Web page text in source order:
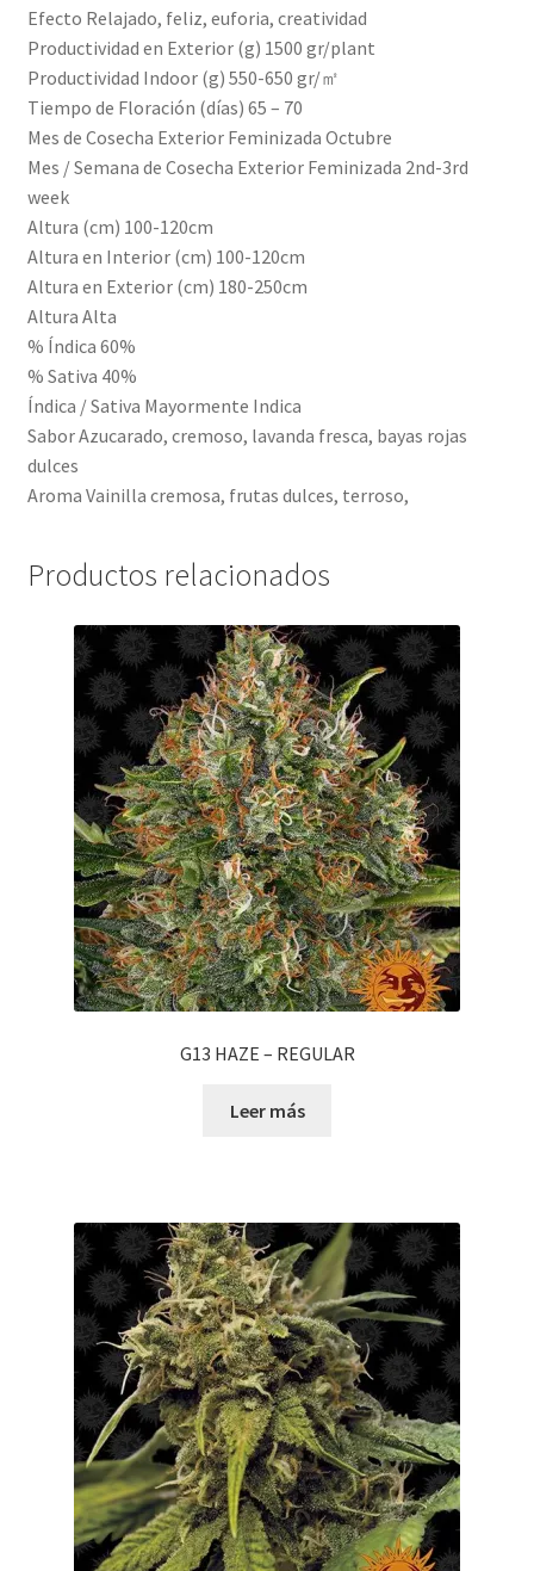
Efecto Relajado, feliz, euforia, creatividad
Productividad en Exterior (g) 1500 gr/plant
Productividad Indoor (g) 550-650 gr/㎡
Tiempo de Floración (días) 65 – 70
Mes de Cosecha Exterior Feminizada Octubre
Mes / Semana de Cosecha Exterior Feminizada 2nd-3rd
week
Altura (cm) 100-120cm
Altura en Interior (cm) 100-120cm
Altura en Exterior (cm) 180-250cm
Altura Alta
% Índica 60%
% Sativa 40%
Índica / Sativa Mayormente Indica
Sabor Azucarado, cremoso, lavanda fresca, bayas rojas
dulces
Aroma Vainilla cremosa, frutas dulces, terroso,
Productos relacionados
G13 HAZE – REGULAR
Leer más